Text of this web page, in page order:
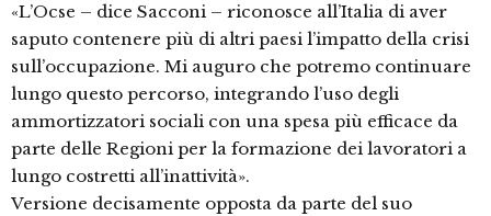
«L’Ocse – dice Sacconi – riconosce all’Italia di aver
saputo contenere più di altri paesi l’impatto della crisi
sull’occupazione. Mi auguro che potremo continuare
lungo questo percorso, integrando l’uso degli
ammortizzatori sociali con una spesa più efficace da
parte delle Regioni per la formazione dei lavoratori a
lungo costretti all’inattività».
Versione decisamente opposta da parte del suo